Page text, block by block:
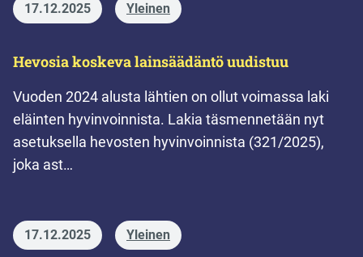
17.12.2025 Yleinen
Hevosia koskeva lainsäädäntö uudistuu
Vuoden 2024 alusta lähtien on ollut voimassa laki
eläinten hyvinvoinnista. Lakia täsmennetään nyt
asetuksella hevosten hyvinvoinnista (321/2025),
joka ast…
17.12.2025 Yleinen